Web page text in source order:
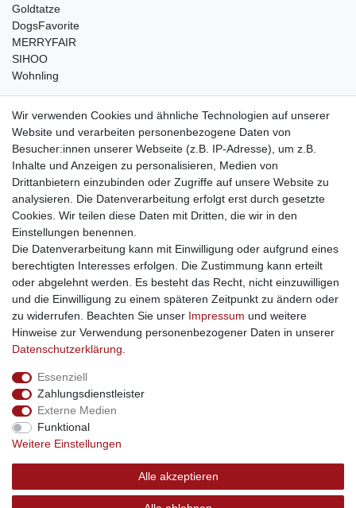
Goldtatze
DogsFavorite
MERRYFAIR
SIHOO
Wohnling
weitere Shops
traumlampen- Lampen und Kronleuchter
kinderwagencenter- Exklusive und günstige Kinderwagen
gastrogeraete24- alles für Gastronomie und Imbiss
soziale Medien
Facebook
sicher einkaufen
Sichere Bestellung und Zahlung via SSL Verschlüsselung
Wir verwenden Cookies und ähnliche Technologien auf unserer
Website und verarbeiten personenbezogene Daten von
Besucher:innen unserer Webseite (z.B. IP-Adresse), um z.B.
Inhalte und Anzeigen zu personalisieren, Medien von
Drittanbietern einzubinden oder Zugriffe auf unsere Website zu
analysieren. Die Datenverarbeitung erfolgt erst durch gesetzte
Cookies. Wir teilen diese Daten mit Dritten, die wir in den
Einstellungen benennen.
Die Datenverarbeitung kann mit Einwilligung oder aufgrund eines
berechtigten Interesses erfolgen. Die Zustimmung kann erteilt
oder abgelehnt werden. Es besteht das Recht, nicht einzuwilligen
und die Einwilligung zu einem späteren Zeitpunkt zu ändern oder
zu widerrufen. Beachten Sie unser Impressum und weitere
Hinweise zur Verwendung personenbezogener Daten in unserer
Daten­schutz­erklärung
Essenziell
Zahlungsdienstleister
Externe Medien
Funktional
Weitere Einstellungen
Alle akzeptieren
Widerrufs­recht Widerrufs­formular
Daten­schutz­erklärung
© Copyright 2026 | swisshandel24.ch | Firmensitz: 8598